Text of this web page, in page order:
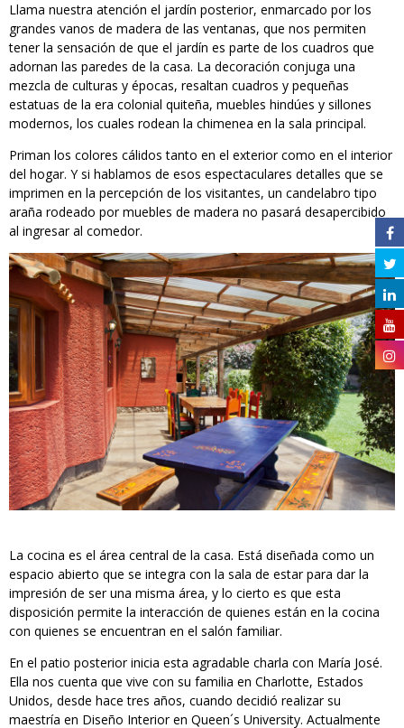
Llama nuestra atención el jardín posterior, enmarcado por los
grandes vanos de madera de las ventanas, que nos permiten
tener la sensación de que el jardín es parte de los cuadros que
adornan las paredes de la casa. La decoración conjuga una
mezcla de culturas y épocas, resaltan cuadros y pequeñas
estatuas de la era colonial quiteña, muebles hindúes y sillones
modernos, los cuales rodean la chimenea en la sala principal.
Priman los colores cálidos tanto en el exterior como en el interior
del hogar. Y si hablamos de esos espectaculares detalles que se
imprimen en la percepción de los visitantes, un candelabro tipo
araña rodeado por muebles de madera no pasará desapercibido
al ingresar al comedor.
La cocina es el área central de la casa. Está diseñada como un
espacio abierto que se integra con la sala de estar para dar la
impresión de ser una misma área, y lo cierto es que esta
disposición permite la interacción de quienes están en la cocina
con quienes se encuentran en el salón familiar.
En el patio posterior inicia esta agradable charla con María José.
Ella nos cuenta que vive con su familia en Charlotte, Estados
Unidos, desde hace tres años, cuando decidió realizar su
maestría en Diseño Interior en Queen´s University. Actualmente